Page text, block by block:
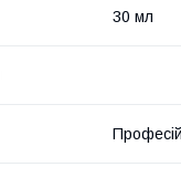
30 мл